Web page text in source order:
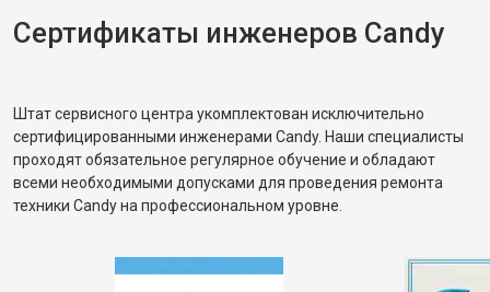
Сертификаты инженеров Candy
Штат сервисного центра укомплектован исключительно
сертифицированными инженерами Candy. Наши специалисты
проходят обязательное регулярное обучение и обладают
всеми необходимыми допусками для проведения ремонта
техники Candy на профессиональном уровне.